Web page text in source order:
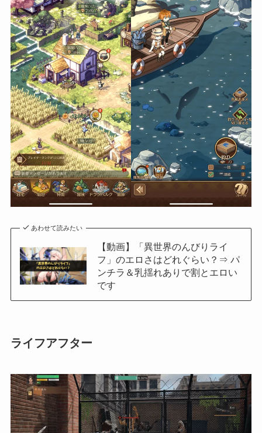
あわせて読みたい
【動画】「異世界のんびりライ
フ」のエロさはどれぐらい？⇒ パ
ンチラ＆乳揺れありで割とエロい
です
ライフアフター